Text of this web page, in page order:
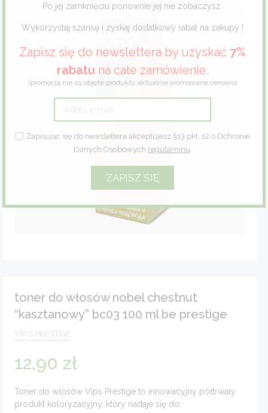
toner do włosów nobel chestnut
“kasztanowy” bc03 100 ml be prestige
VIP`S PRESTIGE
12,90 zł
Toner do włosów Vips Prestige to innowacyjny półtrwały
produkt koloryzacyjny, który nadaje się do:
Po jej zamknięciu ponownie jej nie zobaczysz.
Wykorzystaj szansę i zyskaj dodatkowy rabat na zakupy !
Zapisz się do newslettera by uzyskać 7%
rabatu na całe zamówienie.
(promocją nie są objęte produkty aktualnie promowane cenowo)
Zapisując się do newslettera akceptujesz §13 pkt. 12 o Ochronie
Danych Osobowych regulaminu
Dla mężczyzn
Dla dzieci
Zioła